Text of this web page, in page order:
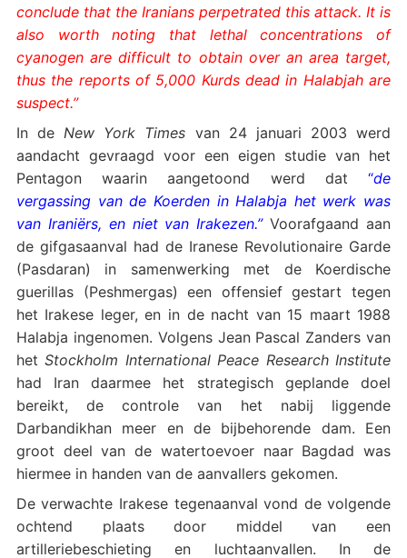
conclude that the Iranians perpetrated this attack. It is
also worth noting that lethal concentrations of
cyanogen are difficult to obtain over an area target,
thus the reports of 5,000 Kurds dead in Halabjah are
suspect.”
In deNew York Times van 24 januari 2003 werd
aandacht gevraagd voor een eigen studie van het
Pentagon waarin aangetoond werd dat“de
vergassing van de Koerden in Halabja het werk was
van Iraniërs, en niet van Irakezen.”Voorafgaand aan
de gifgasaanval had de Iranese Revolutionaire Garde
(Pasdaran) in samenwerking met de Koerdische
guerillas (Peshmergas) een offensief gestart tegen
het Irakese leger, en in de nacht van 15 maart 1988
Halabja ingenomen. Volgens Jean Pascal Zanders van
hetStockholm International Peace Research Institute
had Iran daarmee het strategisch geplande doel
bereikt, de controle van het nabij liggende
Darbandikhan meer en de bijbehorende dam. Een
groot deel van de watertoevoer naar Bagdad was
hiermee in handen van de aanvallers gekomen.
De verwachte Irakese tegenaanval vond de volgende
ochtend plaats door middel van een
artilleriebeschieting en luchtaanvallen. In de